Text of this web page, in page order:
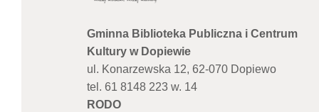
Gminna Biblioteka Publiczna i Centrum
Kultury w Dopiewie
ul. Konarzewska 12, 62-070 Dopiewo
tel. 61 8148 223 w. 14
RODO